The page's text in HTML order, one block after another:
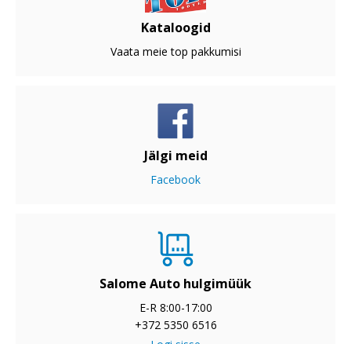
Kataloogid
Vaata meie top pakkumisi
Jälgi meid
Facebook
Salome Auto hulgimüük
E-R 8:00-17:00
+372 5350 6516